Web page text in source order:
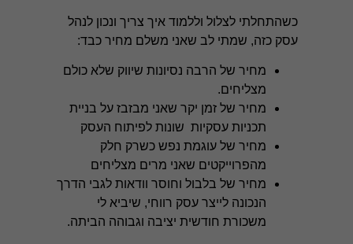
כשהתחלתי לצלול וללמוד איך צריך ונכון לנהל
עסק כזה, שמתי לב שאני משלם מחיר כבד:
מחיר של הרבה נסיונות שיווק שלא כולם
מצליחים.
מחיר של זמן יקר שאני מבזבז על בניית
תכניות עסקיות שונות לפיתוח העסק
מחיר של עוגמת נפש כשרק חלק
מהפרוייקטים שאני מרים מצליחים
מחיר של בלבול וחוסר וודאות לגבי הדרך
הנכונה לייצר עסק רווחי, שיביא לי
משכורת חודשית יציבה וגבוהה הביתה.